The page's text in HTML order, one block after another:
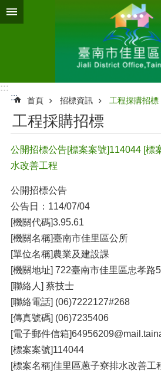
跳到主要內容區塊
:::
:::
首頁 招標資訊 工程採購招標
工程採購招標
公開招標公告[標案案號]114044 [標
水改善工程
公開招標公告
公告日：114/07/04
[機關代碼]3.95.61
[機關名稱]臺南市佳里區公所
[單位名稱]農業及建設課
[機關地址] 722臺南市佳里區忠孝路
[聯絡人] 蔡技士
[聯絡電話] (06)7222127#268
[傳真號碼] (06)7235406
[電子郵件信箱
[標案案號]114044
[標案名稱]佳里區蔥子寮排水改善工